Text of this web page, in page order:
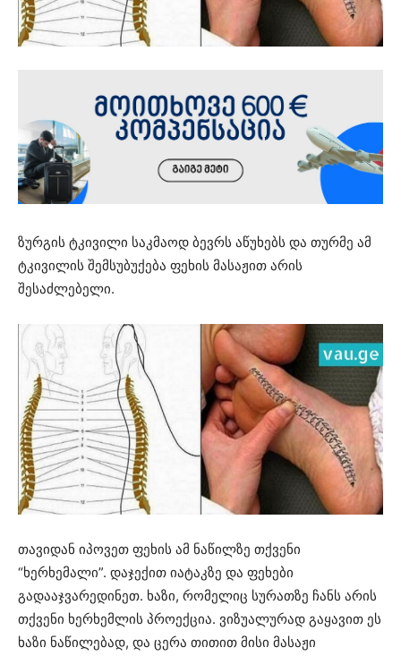
ზურგის ტკივილი საკმაოდ ბევრს აწუხებს და თურმე ამ
ტკივილის შემსუბუქება ფეხის მასაჟით არის
შესაძლებელი.
თავიდან იპოვეთ ფეხის ამ ნაწილზე თქვენი
“ხერხემალი”. დაჯექით იატაკზე და ფეხები
გადააჯვარედინეთ. ხაზი, რომელიც სურათზე ჩანს არის
თქვენი ხერხემლის პროექცია. ვიზუალურად გაყავით ეს
ხაზი ნაწილებად, და ცერა თითით მისი მასაჟი